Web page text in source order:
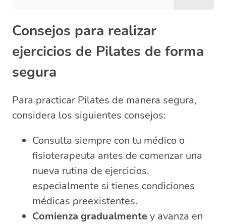
Consejos para realizar
ejercicios de Pilates de forma
segura
Para practicar Pilates de manera segura,
considera los siguientes consejos:
Consulta siempre con tu médico o
fisioterapeuta antes de comenzar una
nueva rutina de ejercicios,
especialmente si tienes condiciones
médicas preexistentes.
Comienza gradualmente y avanza en